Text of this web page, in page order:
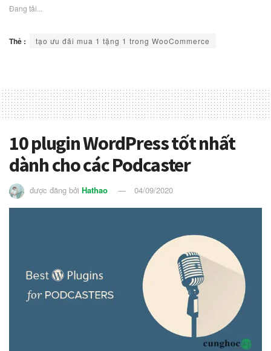
Đang tải...
Thẻ : tạo ưu đãi mua 1 tặng 1 trong WooCommerce
10 plugin WordPress tốt nhất
dành cho các Podcaster
được đăng bởi Hathao 04/09/2020